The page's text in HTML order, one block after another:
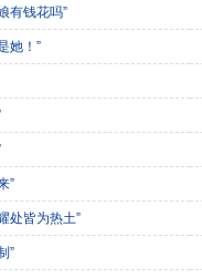
有钱花吗”
她！”
”
处皆为热土”
”